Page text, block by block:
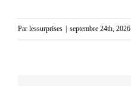
Par lessurprises | septembre 24th, 2026